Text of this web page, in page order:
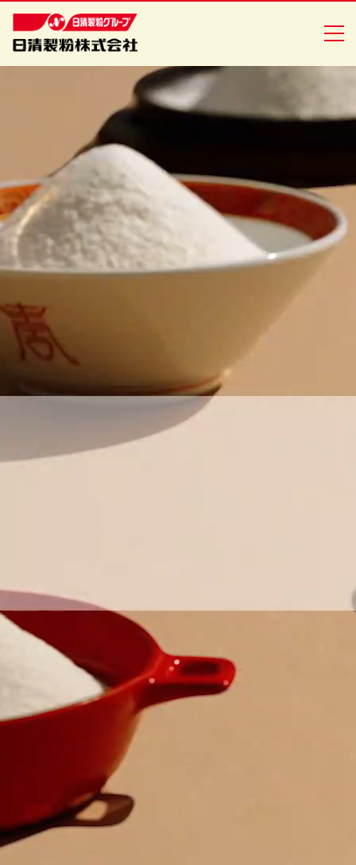
採用情報
日清製粉グループ
創・食Ｃｌｕｂ
企業情報
安全・安心への取り組み
ニュースリリース
「アミュリア」についてはこちら
安全・安心への取り組みはこちら
創・食Ｃｌｕｂについてはこちら